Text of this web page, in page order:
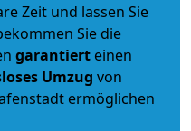
Zeit und lassen Sie
Sie die
garantiert einen
Umzug von
ermöglichen